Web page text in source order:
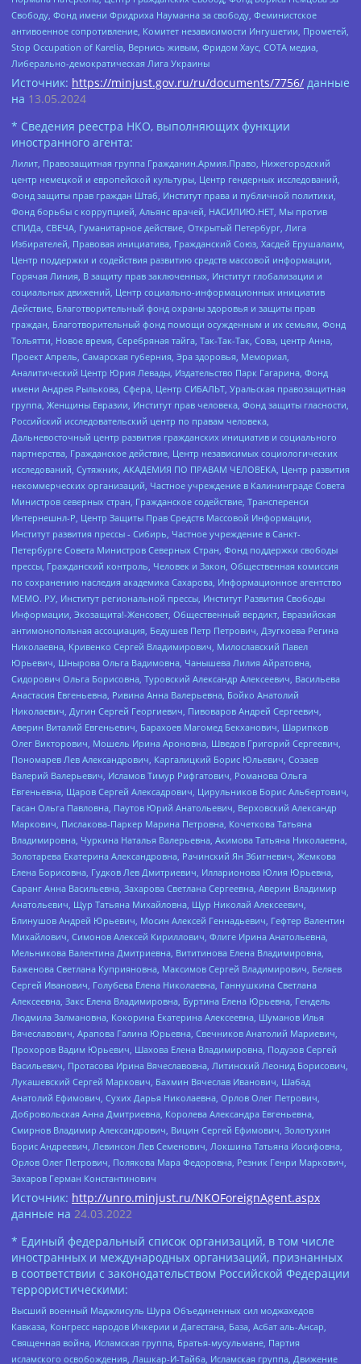
Свободу, Фонд имени Фридриха Науманна за свободу, Феминистское
антивоенное сопротивление, Комитет независимости Ингушетии, Прометей,
Stop Occupation of Karelia, Вернись живым, Фридом Хаус, СОТА медиа,
Либерально-демократическая Лига Украины
Источник: https://minjust.gov.ru/ru/documents/7756/ данные
на 13.05.2024
* Сведения реестра НКО, выполняющих функции
иностранного агента:
Лилит, Правозащитная группа Гражданин.Армия.Право, Нижегородский
центр немецкой и европейской культуры, Центр гендерных исследований,
Фонд защиты прав граждан Штаб, Институт права и публичной политики,
Фонд борьбы с коррупцией, Альянс врачей, НАСИЛИЮ.НЕТ, Мы против
СПИДа, СВЕЧА, Гуманитарное действие, Открытый Петербург, Лига
Избирателей, Правовая инициатива, Гражданский Союз, Хасдей Ерушалаим,
Центр поддержки и содействия развитию средств массовой информации,
Горячая Линия, В защиту прав заключенных, Институт глобализации и
социальных движений, Центр социально-информационных инициатив
Действие, Благотворительный фонд охраны здоровья и защиты прав
граждан, Благотворительный фонд помощи осужденным и их семьям, Фонд
Тольятти, Новое время, Серебряная тайга, Так-Так-Так, Сова, центр Анна,
Проект Апрель, Самарская губерния, Эра здоровья, Мемориал,
Аналитический Центр Юрия Левады, Издательство Парк Гагарина, Фонд
имени Андрея Рылькова, Сфера, Центр СИБАЛЬТ, Уральская правозащитная
группа, Женщины Евразии, Институт прав человека, Фонд защиты гласности,
Российский исследовательский центр по правам человека,
Дальневосточный центр развития гражданских инициатив и социального
партнерства, Гражданское действие, Центр независимых социологических
исследований, Сутяжник, АКАДЕМИЯ ПО ПРАВАМ ЧЕЛОВЕКА, Центр развития
некоммерческих организаций, Частное учреждение в Калининграде Совета
Министров северных стран, Гражданское содействие, Трансперенси
Интернешнл-Р, Центр Защиты Прав Средств Массовой Информации,
Институт развития прессы - Сибирь, Частное учреждение в Санкт-
Петербурге Совета Министров Северных Стран, Фонд поддержки свободы
прессы, Гражданский контроль, Человек и Закон, Общественная комиссия
по сохранению наследия академика Сахарова, Информационное агентство
МЕМО. РУ, Институт региональной прессы, Институт Развития Свободы
Информации, Экозащита!-Женсовет, Общественный вердикт, Евразийская
антимонопольная ассоциация, Бедушев Петр Петрович, Дзугкоева Регина
Николаевна, Кривенко Сергей Владимирович, Милославский Павел
Юрьевич, Шнырова Ольга Вадимовна, Чанышева Лилия Айратовна,
Сидорович Ольга Борисовна, Туровский Александр Алексеевич, Васильева
Анастасия Евгеньевна, Ривина Анна Валерьевна, Бойко Анатолий
Николаевич, Дугин Сергей Георгиевич, Пивоваров Андрей Сергеевич,
Аверин Виталий Евгеньевич, Барахоев Магомед Бекханович, Шарипков
Олег Викторович, Мошель Ирина Ароновна, Шведов Григорий Сергеевич,
Пономарев Лев Александрович, Каргалицкий Борис Юльевич, Созаев
Валерий Валерьевич, Исламов Тимур Рифгатович, Романова Ольга
Евгеньевна, Щаров Сергей Алексадрович, Цирульников Борис Альбертович,
Гасан Ольга Павловна, Паутов Юрий Анатольевич, Верховский Александр
Маркович, Пислакова-Паркер Марина Петровна, Кочеткова Татьяна
Владимировна, Чуркина Наталья Валерьевна, Акимова Татьяна Николаевна,
Золотарева Екатерина Александровна, Рачинский Ян Збигневич, Жемкова
Елена Борисовна, Гудков Лев Дмитриевич, Илларионова Юлия Юрьевна,
Саранг Анна Васильевна, Захарова Светлана Сергеевна, Аверин Владимир
Анатольевич, Щур Татьяна Михайловна, Щур Николай Алексеевич,
Блинушов Андрей Юрьевич, Мосин Алексей Геннадьевич, Гефтер Валентин
Михайлович, Симонов Алексей Кириллович, Флиге Ирина Анатольевна,
Мельникова Валентина Дмитриевна, Вититинова Елена Владимировна,
Баженова Светлана Куприяновна, Максимов Сергей Владимирович, Беляев
Сергей Иванович, Голубева Елена Николаевна, Ганнушкина Светлана
Алексеевна, Закс Елена Владимировна, Буртина Елена Юрьевна, Гендель
Людмила Залмановна, Кокорина Екатерина Алексеевна, Шуманов Илья
Вячеславович, Арапова Галина Юрьевна, Свечников Анатолий Мариевич,
Прохоров Вадим Юрьевич, Шахова Елена Владимировна, Подузов Сергей
Васильевич, Протасова Ирина Вячеславовна, Литинский Леонид Борисович,
Лукашевский Сергей Маркович, Бахмин Вячеслав Иванович, Шабад
Анатолий Ефимович, Сухих Дарья Николаевна, Орлов Олег Петрович,
Добровольская Анна Дмитриевна, Королева Александра Евгеньевна,
Смирнов Владимир Александрович, Вицин Сергей Ефимович, Золотухин
Борис Андреевич, Левинсон Лев Семенович, Локшина Татьяна Иосифовна,
Орлов Олег Петрович, Полякова Мара Федоровна, Резник Генри Маркович,
Захаров Герман Константинович
Источник: http://unro.minjust.ru/NKOForeignAgent.aspx
данные на 24.03.2022
* Единый федеральный список организаций, в том числе
иностранных и международных организаций, признанных
в соответствии с законодательством Российской Федерации
террористическими:
Высший военный Маджлисуль Шура Объединенных сил моджахедов
Кавказа, Конгресс народов Ичкерии и Дагестана, База, Асбат аль-Ансар,
Священная война, Исламская группа, Братья-мусульмане, Партия
исламского освобождения, Лашкар-И-Тайба, Исламская группа, Движение